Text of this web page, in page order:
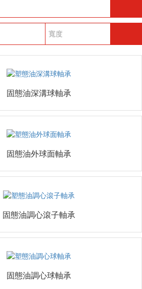
固態油外球面軸承
固態油調心滾子軸承
固態油調心球軸承
固態油圓錐滾子軸承